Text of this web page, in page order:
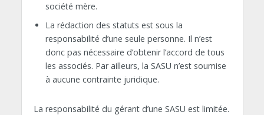
société mère.
La rédaction des statuts est sous la
responsabilité d’une seule personne. Il n’est
donc pas nécessaire d’obtenir l’accord de tous
les associés. Par ailleurs, la SASU n’est soumise
à aucune contrainte juridique.
La responsabilité du gérant d’une SASU est limitée.